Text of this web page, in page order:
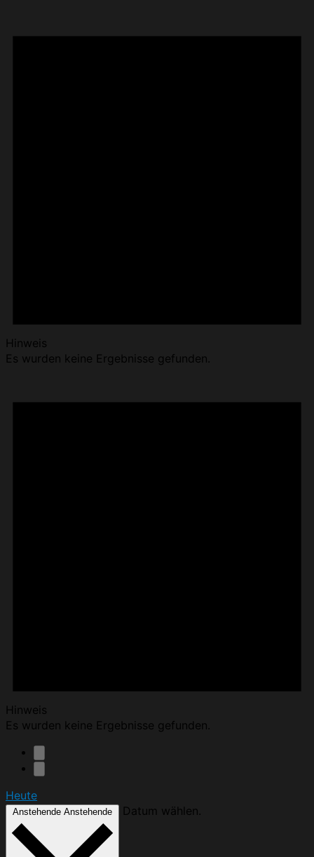
Hinweis
Es wurden keine Ergebnisse gefunden.
Hinweis
Es wurden keine Ergebnisse gefunden.
Heute
Anstehende Anstehende Datum wählen.